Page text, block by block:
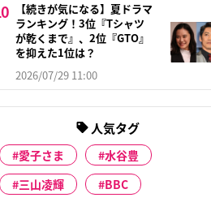
【続きが気になる】夏ドラマ
ランキング！3位『Tシャツ
が乾くまで』、2位『GTO』
を抑えた1位は？
2026/07/29 11:00
人気タグ
愛子さま
水谷豊
三山凌輝
BBC